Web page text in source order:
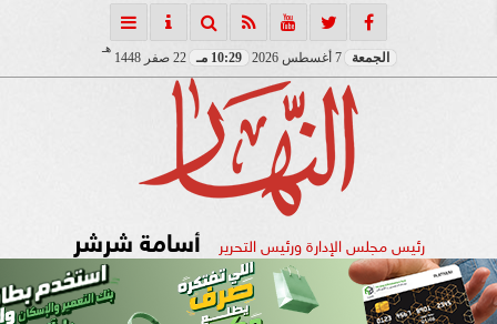
الجمعة 7 أغسطس 2026 10:29 مـ 22 صفر 1448
هـ
رئيس مجلس الإدارة ورئيس التحرير أسامة شرشر